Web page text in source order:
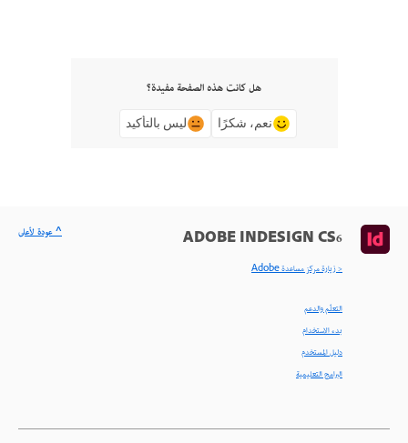
هل كانت هذه الصفحة مفيدة؟
نعم، شكرًا ليس بالتأكيد
ADOBE INDESIGN CS6
< زيارة مركز مساعدة Adobe
التعلّم والدعم
بدء الاستخدام
دليل المستخدم
البرامج التعليمية
^ عودة لأعلى